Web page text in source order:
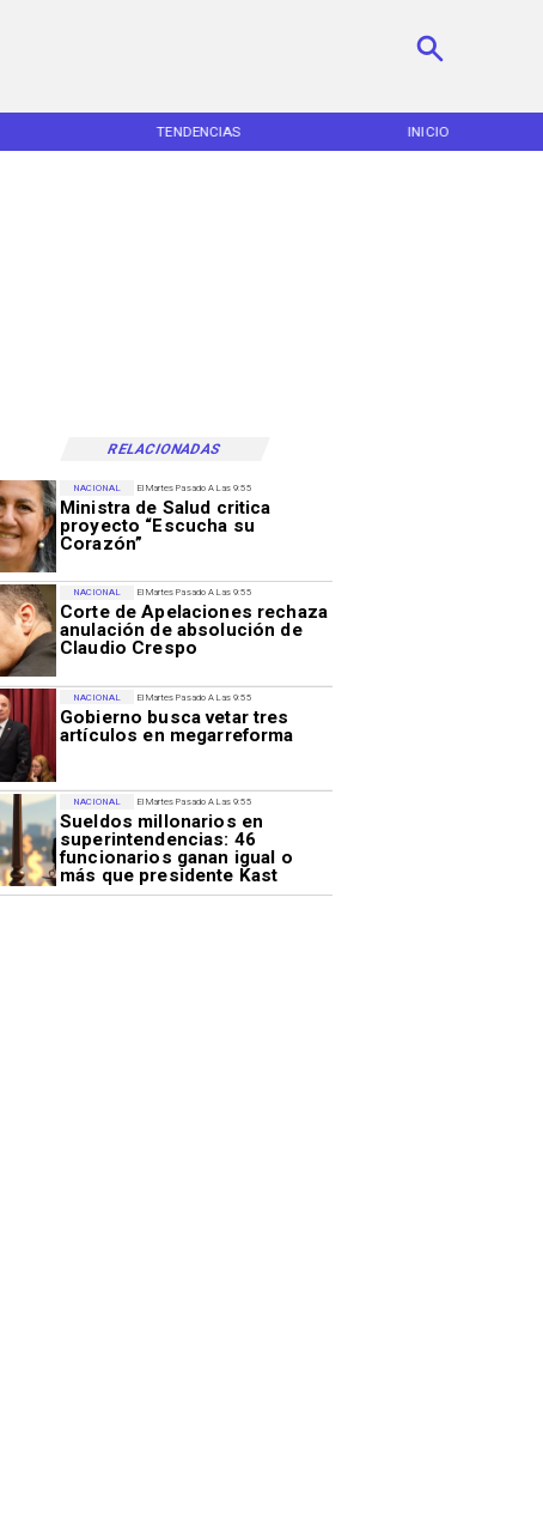
TENDENCIAS INICIO
RELACIONADAS
El Martes Pasado A Las 9:55
Ministra de Salud critica
proyecto “Escucha su
Corazón”
NACIONAL
El Martes Pasado A Las 9:55
Corte de Apelaciones rechaza
anulación de absolución de
Claudio Crespo
NACIONAL
El Martes Pasado A Las 9:55
Gobierno busca vetar tres
artículos en megarreforma
NACIONAL
El Martes Pasado A Las 9:55
Sueldos millonarios en
superintendencias: 46
funcionarios ganan igual o
más que presidente Kast
NACIONAL